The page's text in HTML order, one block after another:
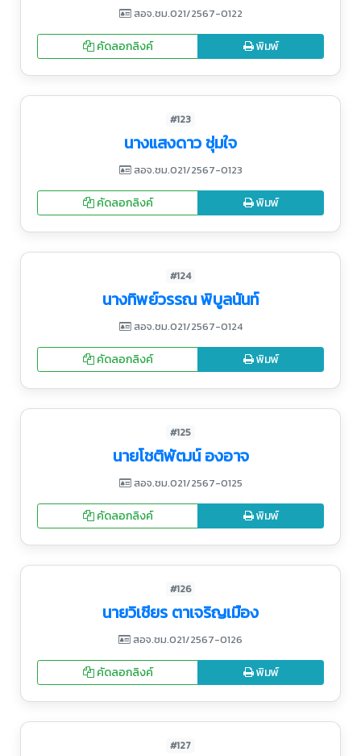
สอจ.ชม.021/2567-0122
คัดลอกลิงค์ พิมพ์
#123
นางแสงดาว ชุ่มใจ
สอจ.ชม.021/2567-0123
คัดลอกลิงค์ พิมพ์
#124
นางทิพย์วรรณ พิบูลนันท์
สอจ.ชม.021/2567-0124
คัดลอกลิงค์ พิมพ์
#125
นายโชติพัฒน์ องอาจ
สอจ.ชม.021/2567-0125
คัดลอกลิงค์ พิมพ์
#126
นายวิเชียร ตาเจริญเมือง
สอจ.ชม.021/2567-0126
คัดลอกลิงค์ พิมพ์
#127